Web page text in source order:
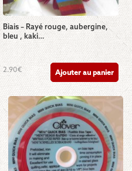
Biais – Rayé rouge, aubergine,
bleu , kaki…
2.90€ Ajouter au panier